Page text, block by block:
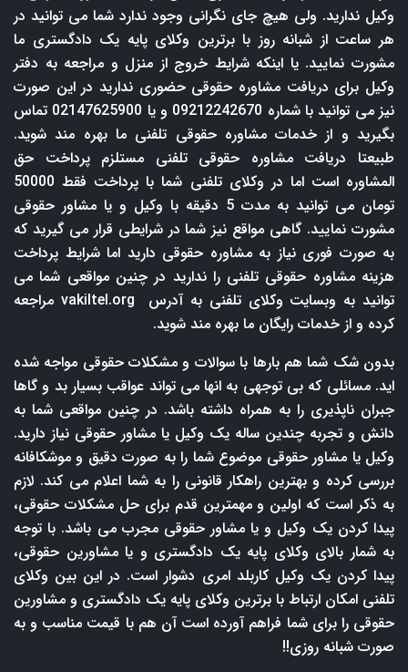
وکیل ندارید. ولی هیچ جای نگرانی وجود ندارد شما می توانید در
هر ساعت از شبانه روز با برترین وکلای پایه یک دادگستری ما
مشورت نمایید. یا اینکه شرایط خروج از منزل و مراجعه به دفتر
وکیل برای دریافت مشاوره حقوقی حضوری ندارید در این صورت
نیز می توانید با شماره 09212242670 و یا 02147625900 تماس
بگیرید و از خدمات مشاوره حقوقی تلفنی ما بهره مند شوید.
طبیعتا دریافت مشاوره حقوقی تلفنی مستلزم پرداخت حق
المشاوره است اما در وکلای تلفنی شما با پرداخت فقط 50000
تومان می توانید به مدت 5 دقیقه با وکیل و یا مشاور حقوقی
مشورت نمایید. گاهی مواقع نیز شما در شرایطی قرار می گیرید که
به صورت فوری نیاز به مشاوره حقوقی دارید اما شرایط پرداخت
هزینه مشاوره حقوقی تلفنی را ندارید در چنین مواقعی شما می
توانید به وبسایت وکلای تلفنی به آدرس
vakiltel.org مراجعه
کرده و از خدمات رایگان ما بهره مند شوید.
بدون شک شما هم بارها با سوالات و مشکلات حقوقی مواجه شده
اید. مسائلی که بی توجهی به انها می تواند عواقب بسیار بد و گاها
جبران ناپذیری را به همراه داشته باشد. در چنین مواقعی شما به
دانش و تجربه چندین ساله یک وکیل یا مشاور حقوقی نیاز دارید.
وکیل یا مشاور حقوقی موضوع شما را به صورت دقیق و موشکافانه
بررسی کرده و بهترین راهکار قانونی را به شما اعلام می کند. لازم
به ذکر است که اولین و مهمترین قدم برای حل مشکلات حقوقی،
پیدا کردن یک وکیل و یا مشاور حقوقی مجرب می باشد. با توجه
به شمار بالای وکلای پایه یک دادگستری و یا مشاورین حقوقی،
پیدا کردن یک وکیل کاربلد امری دشوار است. در این بین وکلای
تلفنی امکان ارتباط با برترین وکلای پایه یک دادگستری و مشاورین
حقوقی را برای شما فراهم آورده است آن هم با قیمت مناسب و به
صورت شبانه روزی!!